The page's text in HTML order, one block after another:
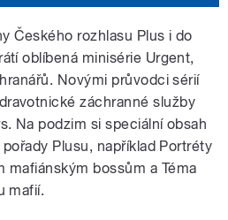
Českého rozhlasu Plus i do
oblíbená minisérie Urgent,
Novými průvodci sérií
záchranné služby
Na podzim si speciální obsah
Plusu, například Portréty
mafiánským bossům a Téma
mafií.